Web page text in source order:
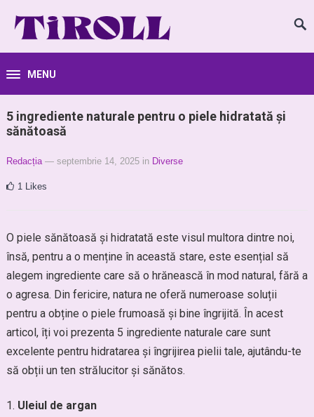
MENU
5 ingrediente naturale pentru o piele hidratată și
sănătoasă
Redacția — septembrie 14, 2025 in Diverse
1 Likes
O piele sănătoasă și hidratată este visul multora dintre noi,
însă, pentru a o menține în această stare, este esențial să
alegem ingrediente care să o hrănească în mod natural, fără a
o agresa. Din fericire, natura ne oferă numeroase soluții
pentru a obține o piele frumoasă și bine îngrijită. În acest
articol, îți voi prezenta 5 ingrediente naturale care sunt
excelente pentru hidratarea și îngrijirea pielii tale, ajutându-te
să obții un ten strălucitor și sănătos.
Uleiul de argan